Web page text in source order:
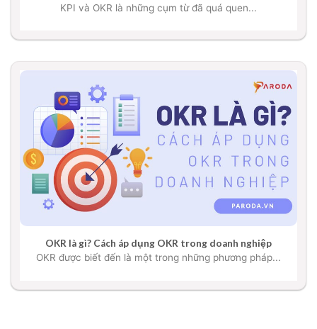
KPI và OKR là những cụm từ đã quá quen...
OKR là gì? Cách áp dụng OKR trong doanh nghiệp
OKR được biết đến là một trong những phương pháp...